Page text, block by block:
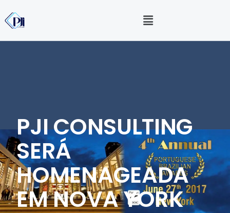
PJI CONSULTING
SERÁ
HOMENAGEADA
EM NOVA YORK